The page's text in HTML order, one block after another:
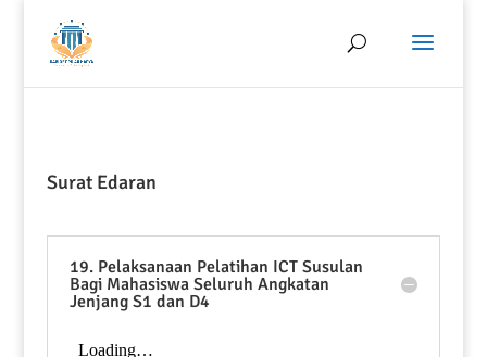
Surat Edaran
19. Pelaksanaan Pelatihan ICT Susulan
Bagi Mahasiswa Seluruh Angkatan
Jenjang S1 dan D4